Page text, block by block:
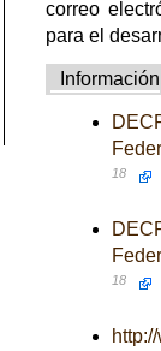
correo
para el
Información
18
18